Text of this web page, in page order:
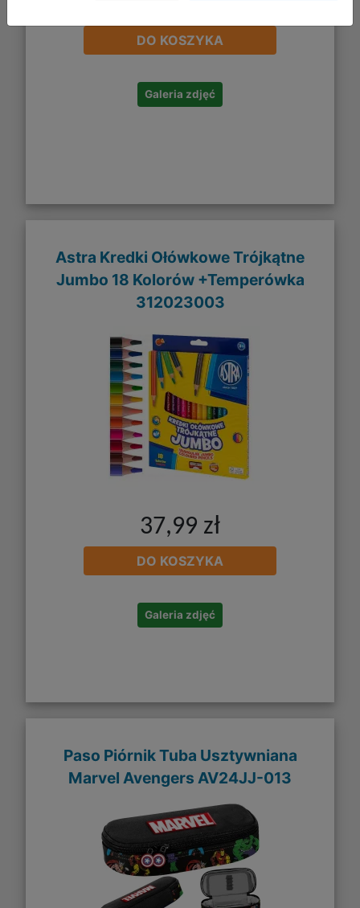
22,99 zł
DO KOSZYKA
Galeria zdjęć
Astra Kredki Ołówkowe Trójkątne
Jumbo 18 Kolorów +Temperówka
312023003
37,99 zł
DO KOSZYKA
Galeria zdjęć
Paso Piórnik Tuba Usztywniana
Marvel Avengers AV24JJ-013